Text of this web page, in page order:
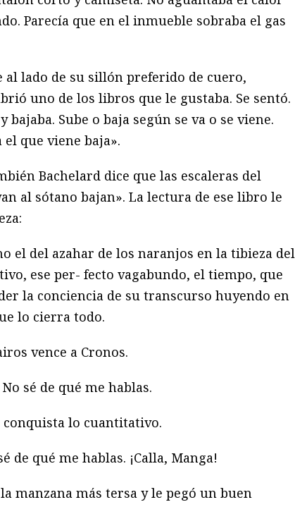
Parecía que en el inmueble sobraba el gas
al lado de su sillón preferido de cuero,
uno de los libros que le gustaba. Se sentó.
bajaba. Sube o baja según se va o se viene.
el que viene baja».
Bachelard dice que las escaleras del
al sótano bajan». La lectura de ese libro le
el del azahar de los naranjos en la tibieza del
ese per- fecto vagabundo, el tiempo, que
la conciencia de su transcurso huyendo en
lo cierra todo.
vence a Cronos.
sé de qué me hablas.
lo cuantitativo.
de qué me hablas. ¡Calla, Manga!
manzana más tersa y le pegó un buen